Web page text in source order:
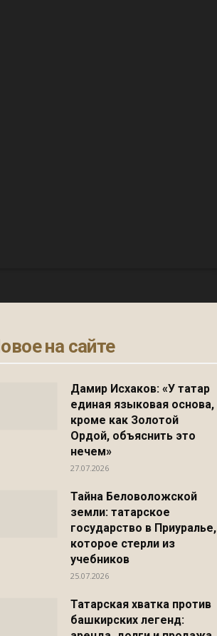
на сайте
Дамир Исхаков: «У татар
единая языковая основа,
кроме как Золотой
Ордой, объяснить это
нечем»
27.07.2026
Тайна Беловоложской
земли: татарское
государство в Приуралье,
которое стерли из
учебников
25.07.2026
Татарская хватка против
башкирских легенд: